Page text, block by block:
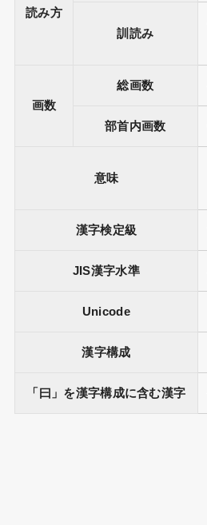
読み方
訓読み
画数
総画数
部首内画数
意味
漢字検定級
JIS漢字水準
Unicode
漢字構成
「曰」を漢字構成に含む漢字